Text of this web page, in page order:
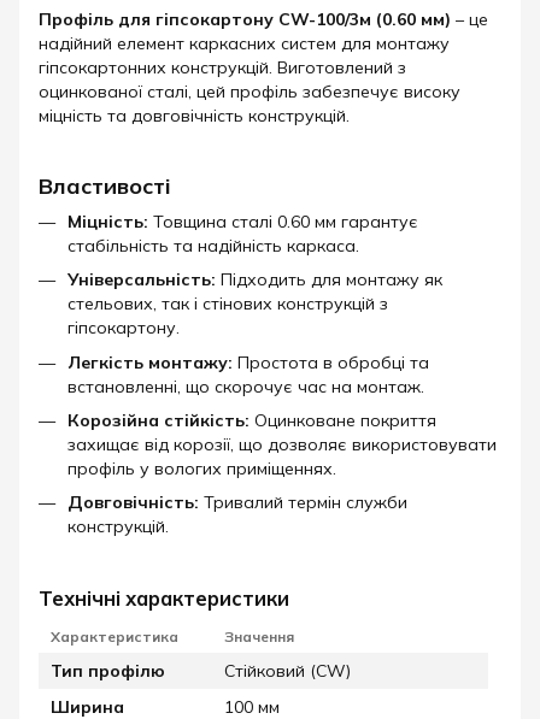
Профіль для гіпсокартону CW-100/3м (0.60 мм) – це
надійний елемент каркасних систем для монтажу
гіпсокартонних конструкцій. Виготовлений з
оцинкованої сталі, цей профіль забезпечує високу
міцність та довговічність конструкцій.​
Властивості
Міцність: Товщина сталі 0.60 мм гарантує
стабільність та надійність каркаса.
Універсальність: Підходить для монтажу як
стельових, так і стінових конструкцій з
гіпсокартону.
Легкість монтажу: Простота в обробці та
встановленні, що скорочує час на монтаж.
Корозійна стійкість: Оцинковане покриття
захищає від корозії, що дозволяє використовувати
профіль у вологих приміщеннях.
Довговічність: Тривалий термін служби
конструкцій.​
Технічні характеристики
Характеристика Значення
Тип профілю
Стійковий (CW)
Ширина
100 мм